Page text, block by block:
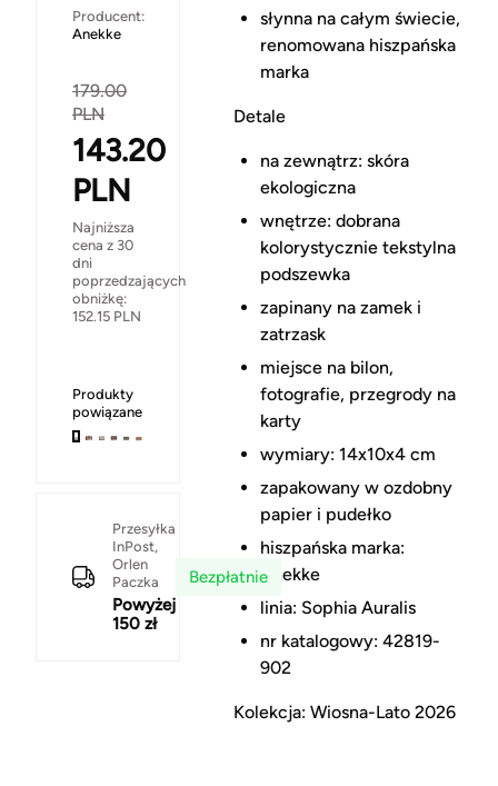
Producent:
Anekke
179.00
PLN
143.20
PLN
Najniższa
cena z 30
dni
poprzedzających
obniżkę:
152.15 PLN
Produkty
powiązane
Przesyłka
InPost,
Orlen
Paczka
Powyżej
150 zł
Bezpłatnie
słynna na całym świecie,
renomowana hiszpańska
marka
Detale
na zewnątrz: skóra
ekologiczna
wnętrze: dobrana
kolorystycznie tekstylna
podszewka
zapinany na zamek i
zatrzask
miejsce na bilon,
fotografie, przegrody na
karty
wymiary: 14x10x4 cm
zapakowany w ozdobny
papier i pudełko
hiszpańska marka:
Anekke
linia: Sophia Auralis
nr katalogowy: 42819-
902
Kolekcja: Wiosna-Lato 2026